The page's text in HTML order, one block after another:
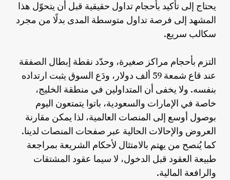
يحتاج إلى تأكيد بأحجام تداول حقيقية قبل أن يتحوّل هذا
المشهد إلى فرصة تداول متوسطة المدى بدلًا من مجرد
سكالب سريع.
التزم بأحجام مراكز صغيرة، وحدّد نقطة إبطال الصفقة
عند قاع شمعة 59 ألف دولار، ودَع السوق يثبت ارتداده
بنفسه. ولا يخفى أن المتداولين في منطقة الخليج،
خاصة في الإمارات والسعودية، باتوا يتمتعون اليوم
بوصول أوسع إلى المنصات العالمية، لذا يمكن مقارنة
العروض والإحالات الحالية عبر صفحات المنصات لدينا.
كما يُنصح من يهتم بالامتثال لأحكام الشريعة بمراجعة
طبيعة العقود قبل الدخول، لا سيما عقود المشتقات
والرافعة المالية.